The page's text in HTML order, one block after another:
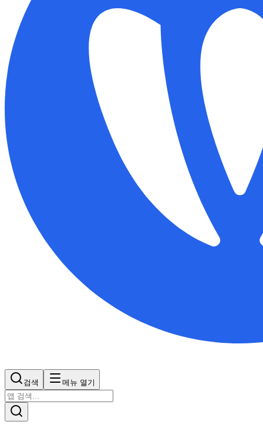
검색 메뉴 열기